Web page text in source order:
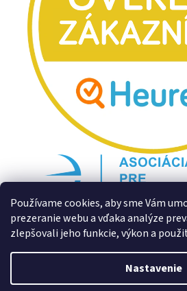
Používame cookies, aby sme Vám
prezeranie webu a vďaka analýze
zlepšovali jeho funkcie, výkon a
Nastavenie